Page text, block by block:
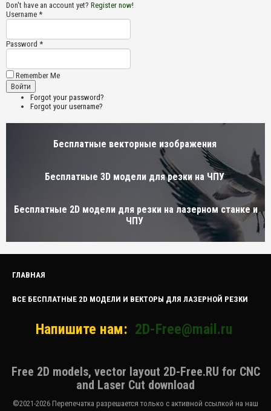
Don't have an account yet? Register now!
Username *
Password *
Remember Me
Forgot your password?
Forgot your username?
Бесплатные векторные изображения
Бесплатные 3D модели для резки на ЧПУ
Бесплатные 2D модели для резки на лазерном станке и
ЧПУ
ГЛАВНАЯ
ВСЕ БЕСПЛАТНЫЕ 2D МОДЕЛИ И ВЕКТОРЫ ДЛЯ ЛАЗЕРНОЙ РЕЗКИ
Напишите нам: 2D-Free@mail.ru
Free 2D models, vector layout 2D-Free.RU for CNC
and Laser Cut download
©2021-2026 Перепечатка разрешается только с активной ссылкой на наш